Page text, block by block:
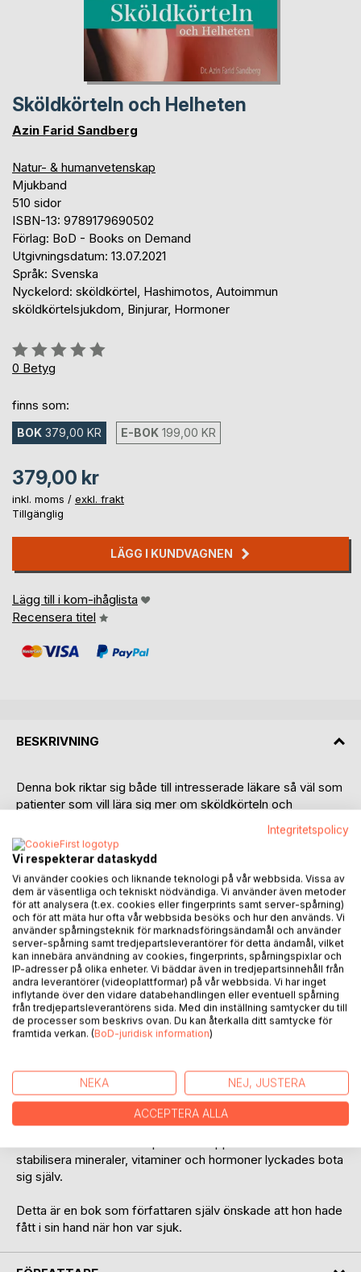
Sköldkörteln och Helheten
Azin Farid Sandberg
Natur- & humanvetenskap
Mjukband
510 sidor
ISBN-13: 9789179690502
Förlag: BoD - Books on Demand
Utgivningsdatum: 13.07.2021
Språk: Svenska
Nyckelord: sköldkörtel, Hashimotos, Autoimmun
sköldkörtelsjukdom, Binjurar, Hormoner
Betyg::
0%
0 Betyg
finns som:
BOK 379,00 KR E-BOK 199,00 KR
379,00 kr
inkl. moms / exkl. frakt
Tillgänglig
LÄGG I KUNDVAGNEN
Lägg till i kom-ihåglista
Recensera titel
BESKRIVNING
Denna bok riktar sig både till intresserade läkare så väl som
patienter som vill lära sig mer om sköldkörteln och
orsakerna bakom sköldkörteldysfunktion. Den tar oss
igenom en resa i kroppen och förklarar hur sköldkörteln
fungerar och samverkar med olika organ. Den ger också
patienten en förståelse för sin sjukdom samt kunskap och
viktiga verktyg för att motivera sin läkare.
Boken tar dessutom upp hur nutrition, miljö och
livsstilsfaktorer påverkar sköldkörteln och binjurarnas
funktion.
Dr. Azin Sandbergs långa erfarenhet av behandling av
sköldkörtelsjukdomar presenteras på ett lätt sätt
tillsammans med lärorika patientfall. Här presenteras även
de senaste behandlingsmetoderna och publicerade studier
I boken berättar även författaren om hennes egen
sköldkörtelsjukdom och resa genom det svenska
vårdsystemet. Hur hon genom att kombinera klassisk
stabilisera mineraler, vitaminer och hormoner lyckades bota
sig själv.
Detta är en bok som författaren själv önskade att hon hade
fått i sin hand när hon var sjuk.
Integritetspolicy
Vi respekterar dataskydd
Vi använder cookies och liknande teknologi på vår webbsida. Vissa av
dem är väsentliga och tekniskt nödvändiga. Vi använder även metoder
för att analysera (t.ex. cookies eller fingerprints samt server-spårning)
och för att mäta hur ofta vår webbsida besöks och hur den används. Vi
använder spårningsteknik för marknadsföringsändamål och använder
server-spårning samt tredjepartsleverantörer för detta ändamål, vilket
kan innebära användning av cookies, fingerprints, spårningspixlar och
IP-adresser på olika enheter. Vi bäddar även in tredjepartsinnehåll från
andra leverantörer (videoplattformar) på vår webbsida. Vi har inget
inflytande över den vidare databehandlingen eller eventuell spårning
från tredjepartsleverantörens sida. Med din inställning samtycker du till
de processer som beskrivs ovan. Du kan återkalla ditt samtycke för
framtida verkan. (BoD-juridisk information)
NEKA NEJ, JUSTERA
ACCEPTERA ALLA